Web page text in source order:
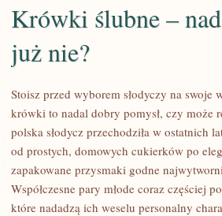
ŚLUBNE
Krówki ślubne –
już nie?
Stoisz przed wyborem słodyczy na swoje
krówki to nadal dobry pomysł, czy może
polska słodycz przechodziła w ostatnich
od prostych, domowych cukierków po
zapakowane przysmaki godne
Współczesne pary młode coraz częściej
które nadadzą ich weselu personalny